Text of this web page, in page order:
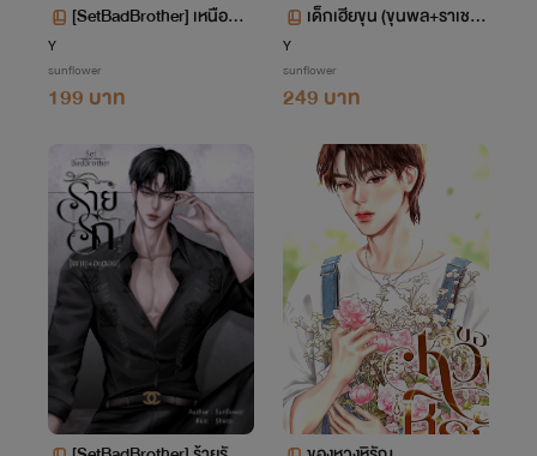
[SetBadBrother] เหนือกว่
Y
sunflower
199 บาท
เด็กเฮียขุน (ขุนพล+ราเชน)
Y
sunflower
249 บาท